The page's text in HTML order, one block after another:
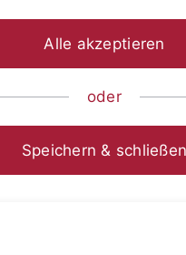
Alle akzeptieren
oder
Speichern & schließen